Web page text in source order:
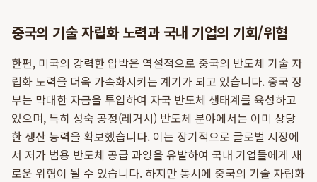
중국의 기술 자립화 노력과 국내 기업의 기회/위협
한편, 미국의 강력한 압박은 역설적으로 중국의 반도체 기술 자
립화 노력을 더욱 가속화시키는 계기가 되고 있습니다. 중국 정
부는 막대한 자금을 투입하여 자국 반도체 생태계를 육성하고
있으며, 특히 성숙 공정(레거시) 반도체 분야에서는 이미 상당
한 생산 능력을 확보했습니다. 이는 장기적으로 글로벌 시장에
서 저가 범용 반도체 공급 과잉을 유발하여 국내 기업들에게 새
로운 위협이 될 수 있습니다. 하지만 동시에 중국의 기술 자립화